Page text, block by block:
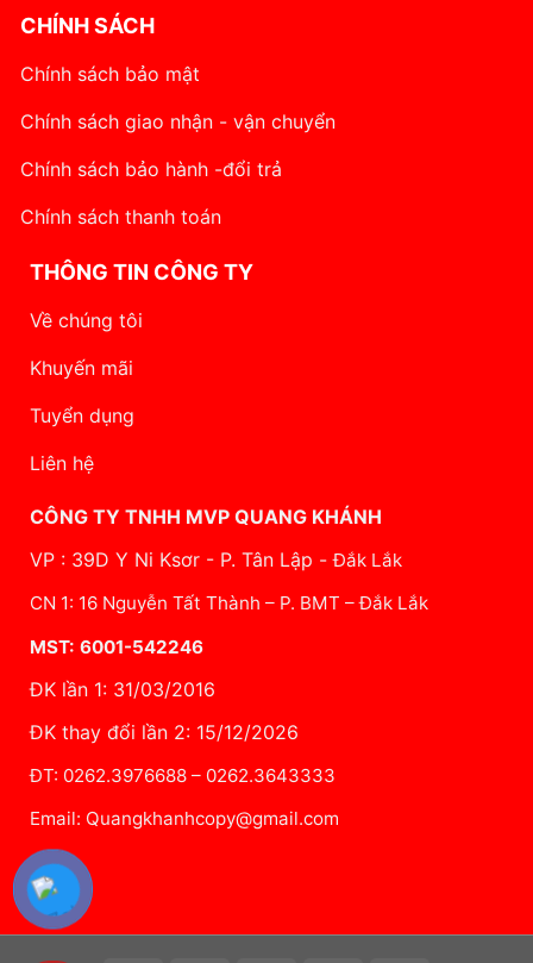
CHÍNH SÁCH
Chính sách bảo mật
Chính sách giao nhận - vận chuyển
Chính sách bảo hành -đổi trả
Chính sách thanh toán
THÔNG TIN CÔNG TY
Về chúng tôi
Khuyến mãi
Tuyển dụng
Liên hệ
CÔNG TY TNHH MVP QUANG KHÁNH
VP : 39D Y Ni Ksơr - P. Tân Lập -Đắk Lắk
CN 1: 16 Nguyễn Tất Thành – P. BMT – Đắk Lắk
MST: 6001-542246
ĐK lần 1: 31/03/2016
ĐK thay đổi lần 2: 15/12/2026
ĐT: 0262.3976688 – 0262.3643333
Email: Quangkhanhcopy@gmail.com